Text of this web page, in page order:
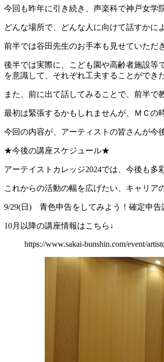
今回も昨年に引き続き、声楽科で神戸女学
どんな場所で、どんな人に向けて話すかに
前半では谷田先生のお手本も見せていただ
後半では実際に、こども園や高齢者施設等
を意識して、それぞれ工夫することができ
また、前に出て話してみることで、前半で
最初は緊張するかもしれませんが、ＭＣの
今回の内容が、アーティストの皆さんが今
★今後の講座スケジュール★
アーテイストカレッジ2024では、今後も多
これからの活動の幅を広げたい、キャリア
9/29(日) 青色申告をしてみよう！確定申告
10月以降の講座情報はこちら↓
https://www.sakai-bunshin.com/event/